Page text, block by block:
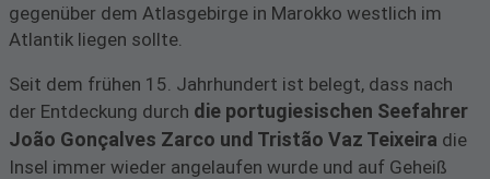
gegenüber dem Atlasgebirge in Marokko westlich im
Atlantik liegen sollte.
Seit dem frühen 15. Jahrhundert ist belegt, dass nach
der Entdeckung durch die portugiesischen Seefahrer
João Gonçalves Zarco und Tristão Vaz Teixeira die
Insel immer wieder angelaufen wurde und auf Geheiß